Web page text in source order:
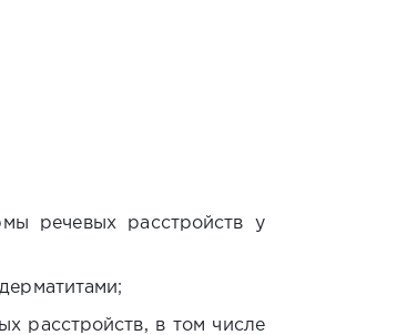
речевых расстройств у
расстройств, в том числе